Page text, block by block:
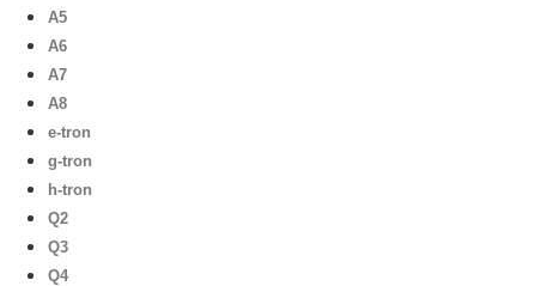
A5
A6
A7
A8
e-tron
g-tron
h-tron
Q2
Q3
Q4